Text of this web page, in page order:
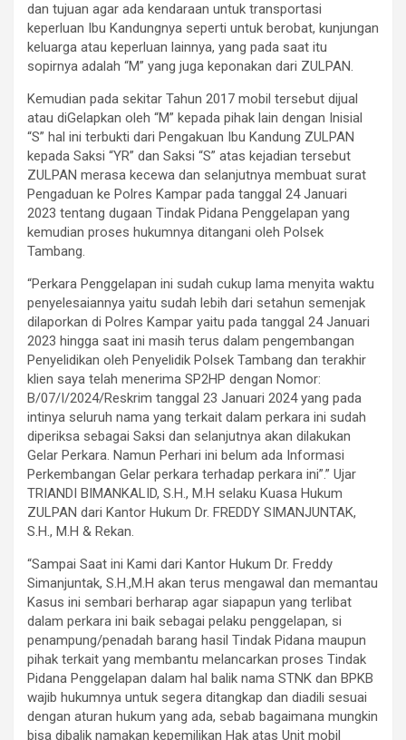
dan tujuan agar ada kendaraan untuk transportasi
keperluan Ibu Kandungnya seperti untuk berobat, kunjungan
keluarga atau keperluan lainnya, yang pada saat itu
sopirnya adalah “M” yang juga keponakan dari ZULPAN.
Kemudian pada sekitar Tahun 2017 mobil tersebut dijual
atau diGelapkan oleh “M” kepada pihak lain dengan Inisial
“S” hal ini terbukti dari Pengakuan Ibu Kandung ZULPAN
kepada Saksi “YR” dan Saksi “S” atas kejadian tersebut
ZULPAN merasa kecewa dan selanjutnya membuat surat
Pengaduan ke Polres Kampar pada tanggal 24 Januari
2023 tentang dugaan Tindak Pidana Penggelapan yang
kemudian proses hukumnya ditangani oleh Polsek
Tambang.
“Perkara Penggelapan ini sudah cukup lama menyita waktu
penyelesaiannya yaitu sudah lebih dari setahun semenjak
dilaporkan di Polres Kampar yaitu pada tanggal 24 Januari
2023 hingga saat ini masih terus dalam pengembangan
Penyelidikan oleh Penyelidik Polsek Tambang dan terakhir
klien saya telah menerima SP2HP dengan Nomor:
B/07/I/2024/Reskrim tanggal 23 Januari 2024 yang pada
intinya seluruh nama yang terkait dalam perkara ini sudah
diperiksa sebagai Saksi dan selanjutnya akan dilakukan
Gelar Perkara. Namun Perhari ini belum ada Informasi
Perkembangan Gelar perkara terhadap perkara ini”.” Ujar
TRIANDI BIMANKALID, S.H., M.H selaku Kuasa Hukum
ZULPAN dari Kantor Hukum Dr. FREDDY SIMANJUNTAK,
S.H., M.H & Rekan.
“Sampai Saat ini Kami dari Kantor Hukum Dr. Freddy
Simanjuntak, S.H.,M.H akan terus mengawal dan memantau
Kasus ini sembari berharap agar siapapun yang terlibat
dalam perkara ini baik sebagai pelaku penggelapan, si
penampung/penadah barang hasil Tindak Pidana maupun
pihak terkait yang membantu melancarkan proses Tindak
Pidana Penggelapan dalam hal balik nama STNK dan BPKB
wajib hukumnya untuk segera ditangkap dan diadili sesuai
dengan aturan hukum yang ada, sebab bagaimana mungkin
bisa dibalik namakan kepemilikan Hak atas Unit mobil